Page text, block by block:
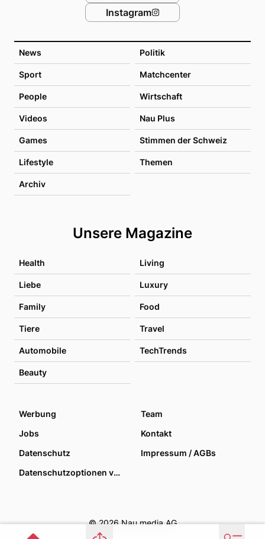
News Politik
Sport Matchcenter
People Wirtschaft
Videos Nau Plus
Games Stimmen der Schweiz
Lifestyle Themen
Archiv
Unsere Magazine
Health Living
Liebe Luxury
Family Food
Tiere Travel
Automobile TechTrends
Beauty
Instagram
Werbung
Team
Jobs
Kontakt
Datenschutz
Impressum / AGBs
Datenschutzoptionen verwalten
© 2026 Nau media AG